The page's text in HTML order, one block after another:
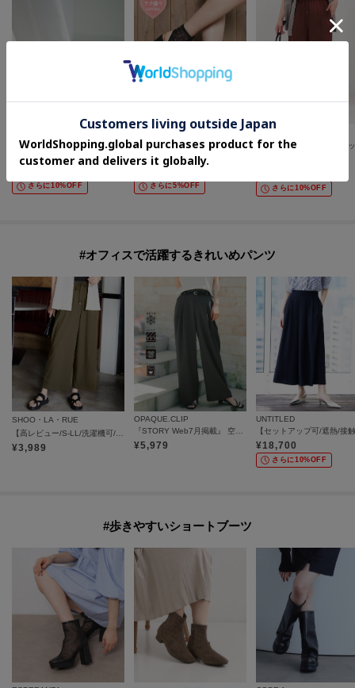
【軽量／ワンタッチ】ビジューストラップサンダル
3,484
さらに10%OFF
ESPERANZA
【ラク盛り/約12cm】ラク盛り厚底ビジューブーサン
¥9,768
さらに5%OFF さらに10%OFF
#オフィスで活躍するきれいめパンツ
SHOO・LA・RUE
¥3,989
OPAQUE.CLIP
¥5,979
UNTITLED
¥18,700
さらに10%OFF
#歩きやすいショートブーツ